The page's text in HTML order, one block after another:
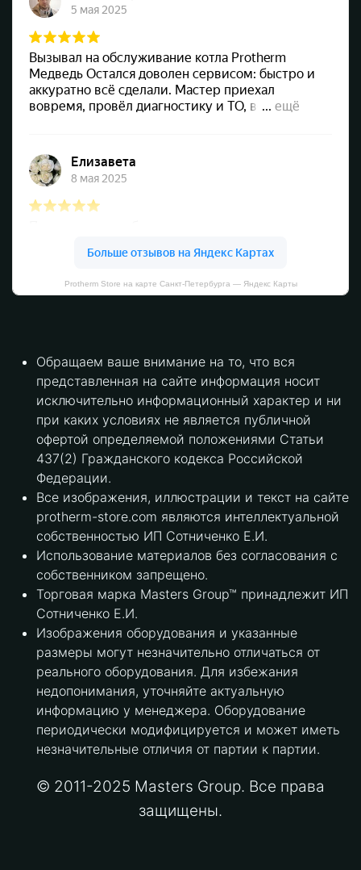
Protherm Store на карте Санкт‑Петербурга — Яндекс Карты
Обращаем ваше внимание на то, что вся
представленная на сайте информация носит
исключительно информационный характер и ни
при каких условиях не является публичной
офертой определяемой положениями Статьи
437(2) Гражданского кодекса Российской
Федерации.
Все изображения, иллюстрации и текст на сайте
protherm-store.com являются интеллектуальной
собственностью ИП Сотниченко Е.И.
Использование материалов без согласования с
собственником запрещено.
Торговая марка Masters Group™ принадлежит ИП
Сотниченко Е.И.
Изображения оборудования и указанные
размеры могут незначительно отличаться от
реального оборудования. Для избежания
недопонимания, уточняйте актуальную
информацию у менеджера. Оборудование
периодически модифицируется и может иметь
незначительные отличия от партии к партии.
© 2011-2025 Masters Group. Все права
защищены.